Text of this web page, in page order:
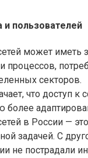
и пользователей
может иметь
процессов,
секторов.
что доступ
более
в России —
задачей. С
не